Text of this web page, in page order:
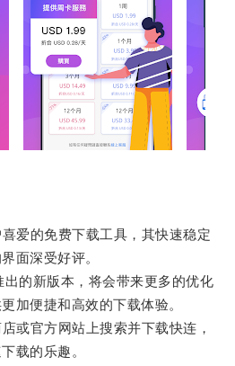
的免费下载工具，其快速稳定
面深受好评。
的新版本，将会带来更多的优化
加便捷和高效的下载体验。
官方网站上搜索并下载快连，
载的乐趣。